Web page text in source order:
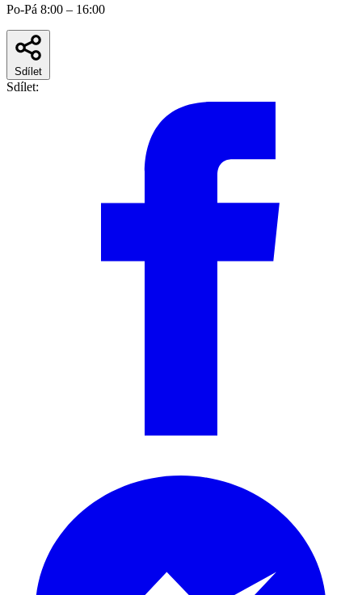
Po-Pá 8:00 – 16:00
Sdílet
Sdílet: